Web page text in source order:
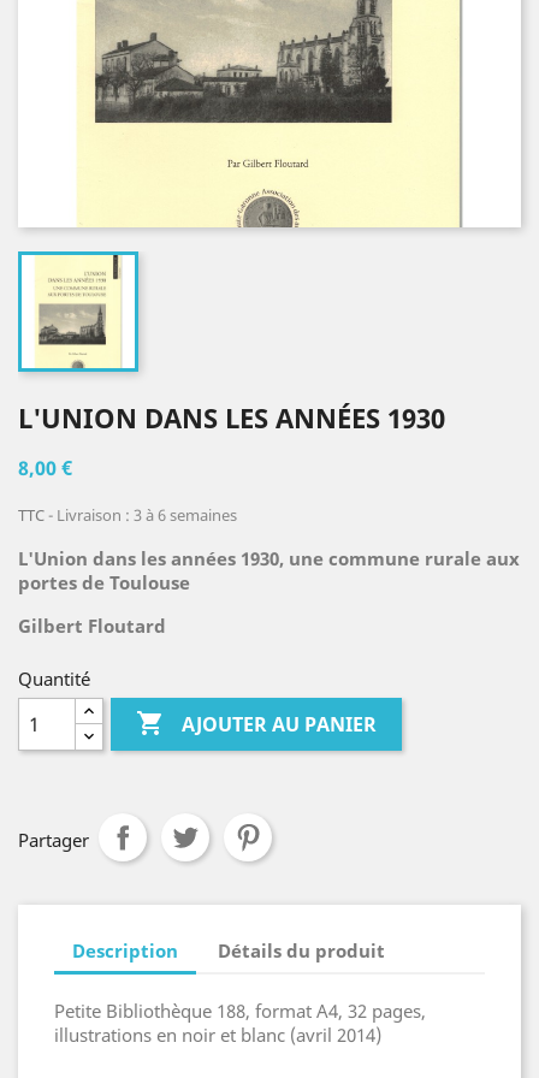
L'UNION DANS LES ANNÉES 1930
8,00 €
TTC Livraison : 3 à 6 semaines
L'Union dans les années 1930, une commune rurale aux
portes de Toulouse
Gilbert Floutard
Quantité
 AJOUTER AU PANIER
Partager
Description Détails du produit
Petite Bibliothèque 188, format A4, 32 pages,
illustrations en noir et blanc (avril 2014)